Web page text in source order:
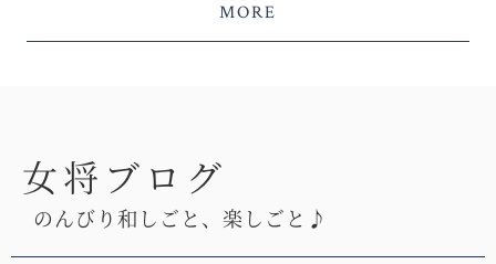
MORE
女将ブログ
のんびり和しごと、楽しごと♪